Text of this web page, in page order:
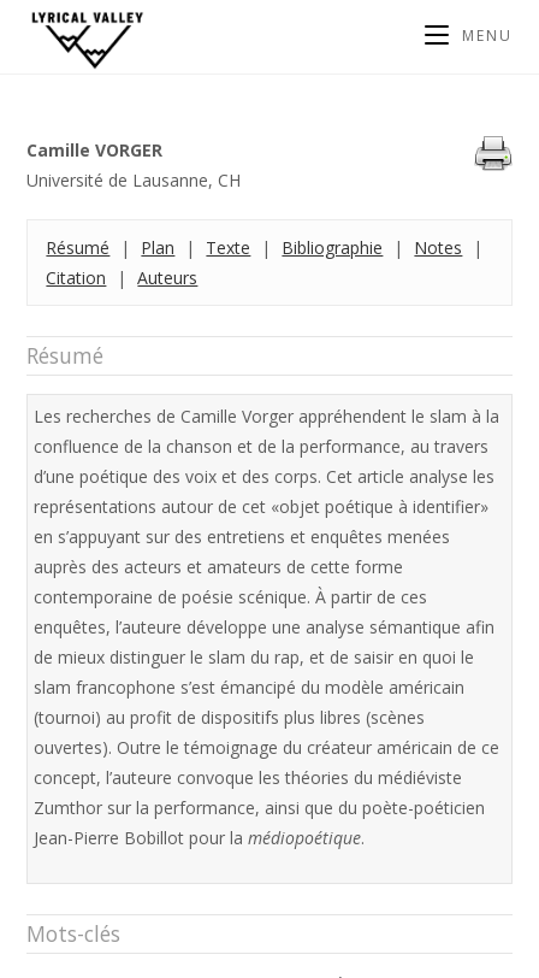
MENU
Camille VORGER
Université de Lausanne, CH
Résumé | Plan | Texte | Bibliographie | Notes
|
Citation
| Auteurs
Résumé
Les recherches de Camille Vorger appréhendent le slam à la
confluence de la chanson et de la performance, au travers
d’une poétique des voix et des corps. Cet article analyse les
représentations autour de cet «objet poétique à identifier»
en s’appuyant sur des entretiens et enquêtes menées
auprès des acteurs et amateurs de cette forme
contemporaine de poésie scénique. À partir de ces
enquêtes, l’auteure développe une analyse sémantique afin
de mieux distinguer le slam du rap, et de saisir en quoi le
slam francophone s’est émancipé du modèle américain
(tournoi) au profit de dispositifs plus libres (scènes
ouvertes). Outre le témoignage du créateur américain de ce
concept, l’auteure convoque les théories du médiéviste
Zumthor sur la performance, ainsi que du poète-poéticien
Jean-Pierre Bobillot pour lamédiopoétique.
Mots-clés